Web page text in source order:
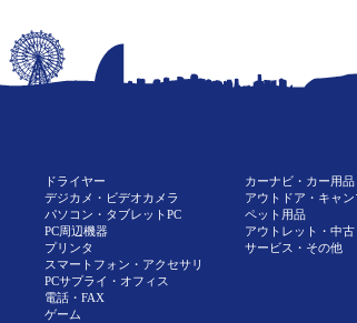
ドライヤー
デジカメ・ビデオカメラ
パソコン・タブレットPC
PC周辺機器
プリンタ
スマートフォン・アクセサリ
PCサプライ・オフィス
電話・FAX
ゲーム
カーナビ・カー用品
アウトドア・キャ
ペット用品
アウトレット・中
サービス・その他